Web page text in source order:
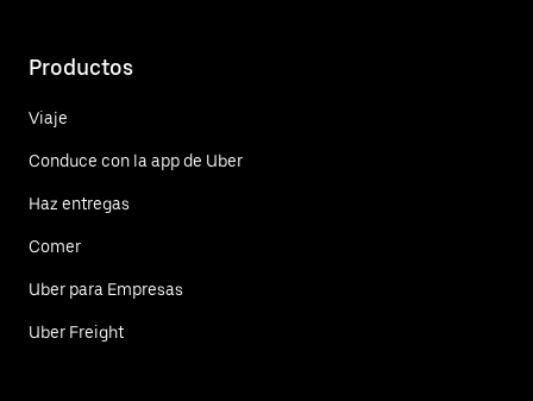
Productos
Viaje
Conduce con la app de Uber
Haz entregas
Comer
Uber para Empresas
Uber Freight